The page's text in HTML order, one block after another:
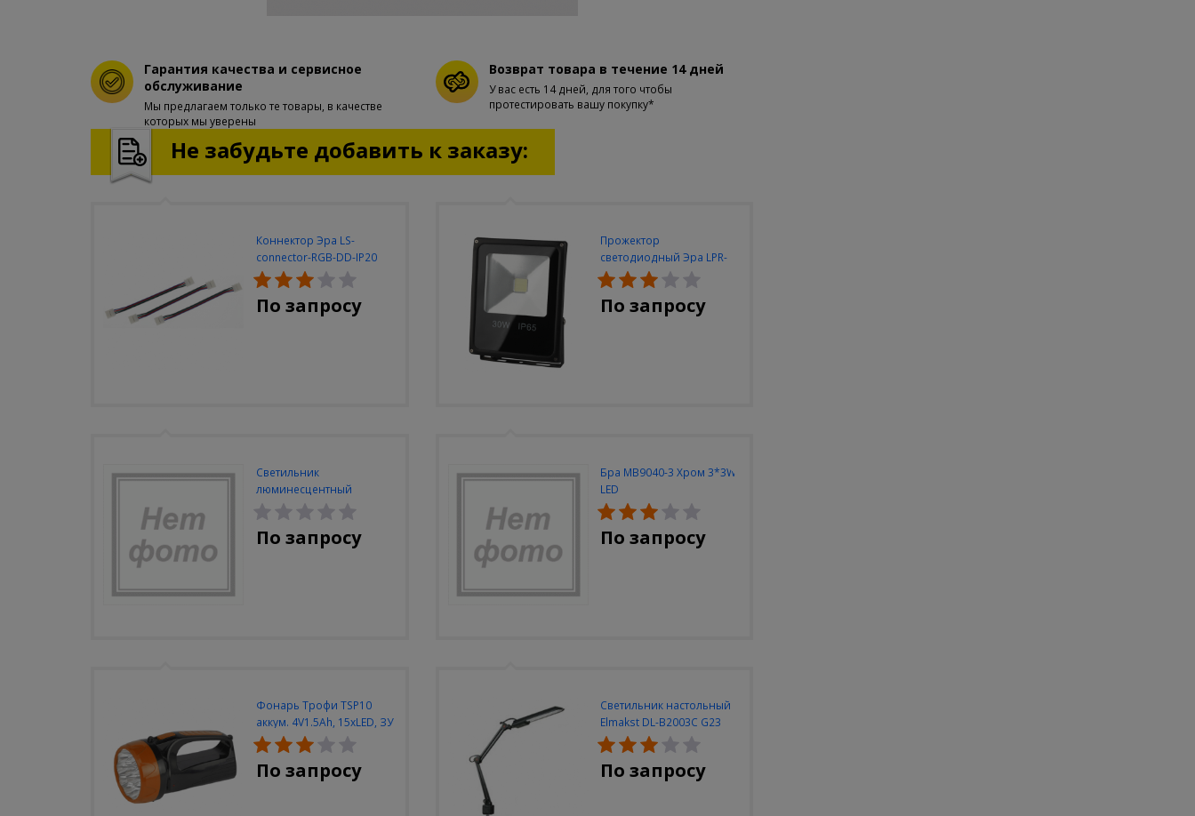
Гарантия качества и сервисное
обслуживание
Мы предлагаем только те товары, в качестве
которых мы уверены
Возврат товара в течение 14 дней
У вас есть 14 дней, для того чтобы
протестировать вашу покупку*
Не забудьте добавить к заказу:
Коннектор Эра LS-
connector-RGB-DD-IP20
(3шт/уп)
По запросу
Прожектор
светодиодный Эра LPR-
30W-6500K-M
По запросу
Светильник
люминесцентный
Navigator NEL-A2-E130-T4-
840/WH
По запросу
Бра MB9040-3 Хром 3*3W
LED
По запросу
Фонарь Трофи TSP10
аккум. 4V1.5Ah, 15xLED, ЗУ
вилка 220V
По запросу
Светильник настольный
Elmakst DL-B2003C G23
черный струбцина
По запросу